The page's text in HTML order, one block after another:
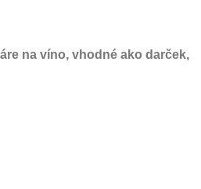
na víno, vhodné ako darček,